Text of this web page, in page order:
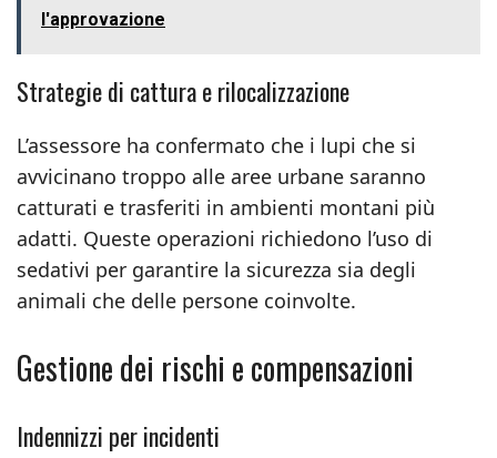
l'approvazione
Strategie di cattura e rilocalizzazione
L’assessore ha confermato che i lupi che si
avvicinano troppo alle aree urbane saranno
catturati e trasferiti in ambienti montani più
adatti. Queste operazioni richiedono l’uso di
sedativi per garantire la sicurezza sia degli
animali che delle persone coinvolte.
Gestione dei rischi e compensazioni
Indennizzi per incidenti